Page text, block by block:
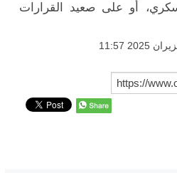
أو على صعيد القرارات